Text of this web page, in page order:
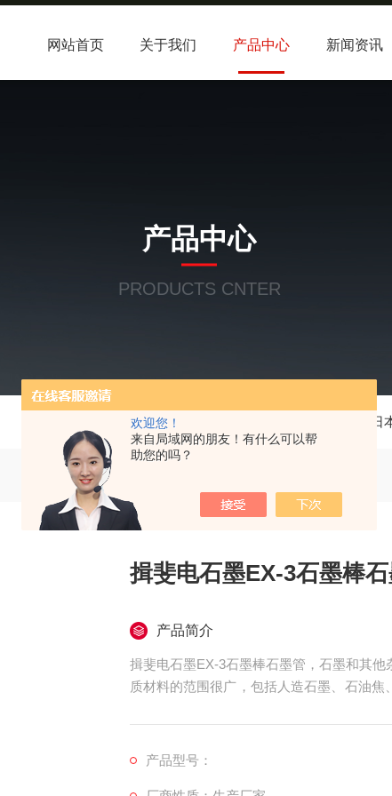
欢迎您！
来自局域网的朋友！有什么可以帮
助您的吗？
网站首页 关于我们 产品中心 新闻资讯
产品中心
PRODUCTS CNTER
当前位置： 日
揖斐电石墨EX-3石墨棒
产品简介
揖斐电石墨EX-3石墨棒石墨管，石墨和其
质材料的范围很广，包括人造石墨、石油
产品型号：